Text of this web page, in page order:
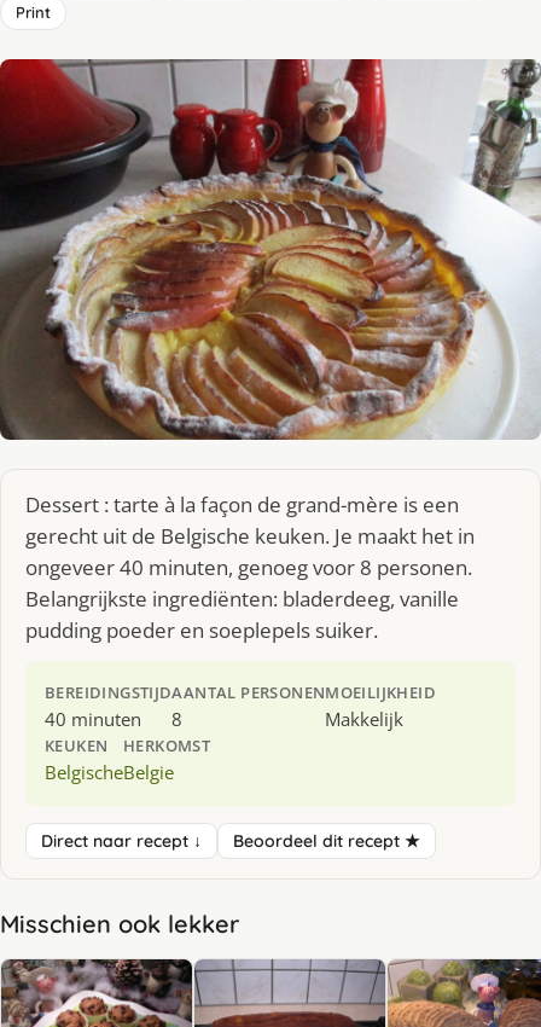
Print
Dessert : tarte à la façon de grand-mère is een
gerecht uit de Belgische keuken. Je maakt het in
ongeveer 40 minuten, genoeg voor 8 personen.
Belangrijkste ingrediënten: bladerdeeg, vanille
pudding poeder en soeplepels suiker.
BEREIDINGSTIJD
40 minuten
AANTAL PERSONEN
8
MOEILIJKHEID
Makkelijk
KEUKEN
Belgische
HERKOMST
Belgie
Direct naar recept ↓ Beoordeel dit recept ★
Misschien ook lekker